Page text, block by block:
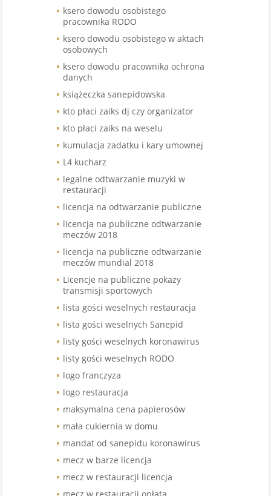
ksero dowodu osobistego
pracownika RODO
ksero dowodu osobistego w aktach
osobowych
ksero dowodu pracownika ochrona
danych
książeczka sanepidowska
kto płaci zaiks dj czy organizator
kto płaci zaiks na weselu
kumulacja zadatku i kary umownej
L4 kucharz
legalne odtwarzanie muzyki w
restauracji
licencja na odtwarzanie publiczne
licencja na publiczne odtwarzanie
meczów 2018
licencja na publiczne odtwarzanie
meczów mundial 2018
Licencje na publiczne pokazy
transmisji sportowych
lista gości weselnych restauracja
lista gości weselnych Sanepid
listy gości weselnych koronawirus
listy gości weselnych RODO
logo franczyza
logo restauracja
maksymalna cena papierosów
mała cukiernia w domu
mandat od sanepidu koronawirus
mecz w barze licencja
mecz w restauracji licencja
mecz w restauracji opłata